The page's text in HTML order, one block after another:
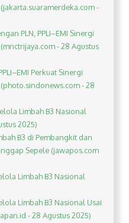
-
PLN, PPLI–EMI Sinergi
- 28 Agustus
Perkuat Sinergi
- 28
Limbah B3 Nasional
2025)
B3 di Pembangkit dan
Sepele (jawapos.com
Limbah B3 Nasional
Limbah B3 Nasional Usai
- 28 Agustus 2025)